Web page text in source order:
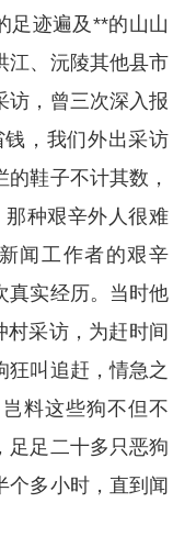
足迹遍及**的山山
江、沅陵其他县市
访，曾三次深入报
，我们外出采访
鞋子不计其数，
那种艰辛外人很难
闻工作者的艰辛
真实经历。当时他
采访，为赶时间
狂叫追赶，情急之
料这些狗不但不
足足二十多只恶狗
个多小时，直到闻